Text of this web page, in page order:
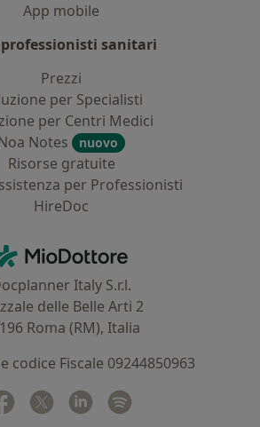
App mobile
professionisti sanitari
Prezzi
per Specialisti
per Centri Medici
Notes
nuovo
Risorse gratuite
per Professionisti
HireDoc
MioDottore - Homepage
Italy S.r.l.
delle Belle Arti 2
Roma (RM), Italia
codice Fiscale 09244850963
Facebook
si apre in una nuova scheda
Twitter
si apre in una nuova scheda
Linkedin
si apre in una nuova